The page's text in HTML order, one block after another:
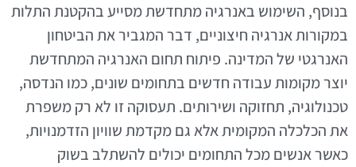
בנוסף, השימוש באנרגיה מתחדשת מסייע בהקטנת התלות
במקורות אנרגיה חיצוניים, דבר המגביר את הביטחון
האנרגטי של המדינה. פיתוח תחום האנרגיה המתחדשת
יוצר מקומות עבודה חדשים בתחומים שונים, כמו הנדסה,
טכנולוגיה, תחזוקה ושירותים. תעסוקה זו לא רק משפרת
את הכלכלה המקומית אלא גם מקדמת שוויון הזדמנויות,
כאשר אנשים מכל התחומים יכולים להשתלב בשוק